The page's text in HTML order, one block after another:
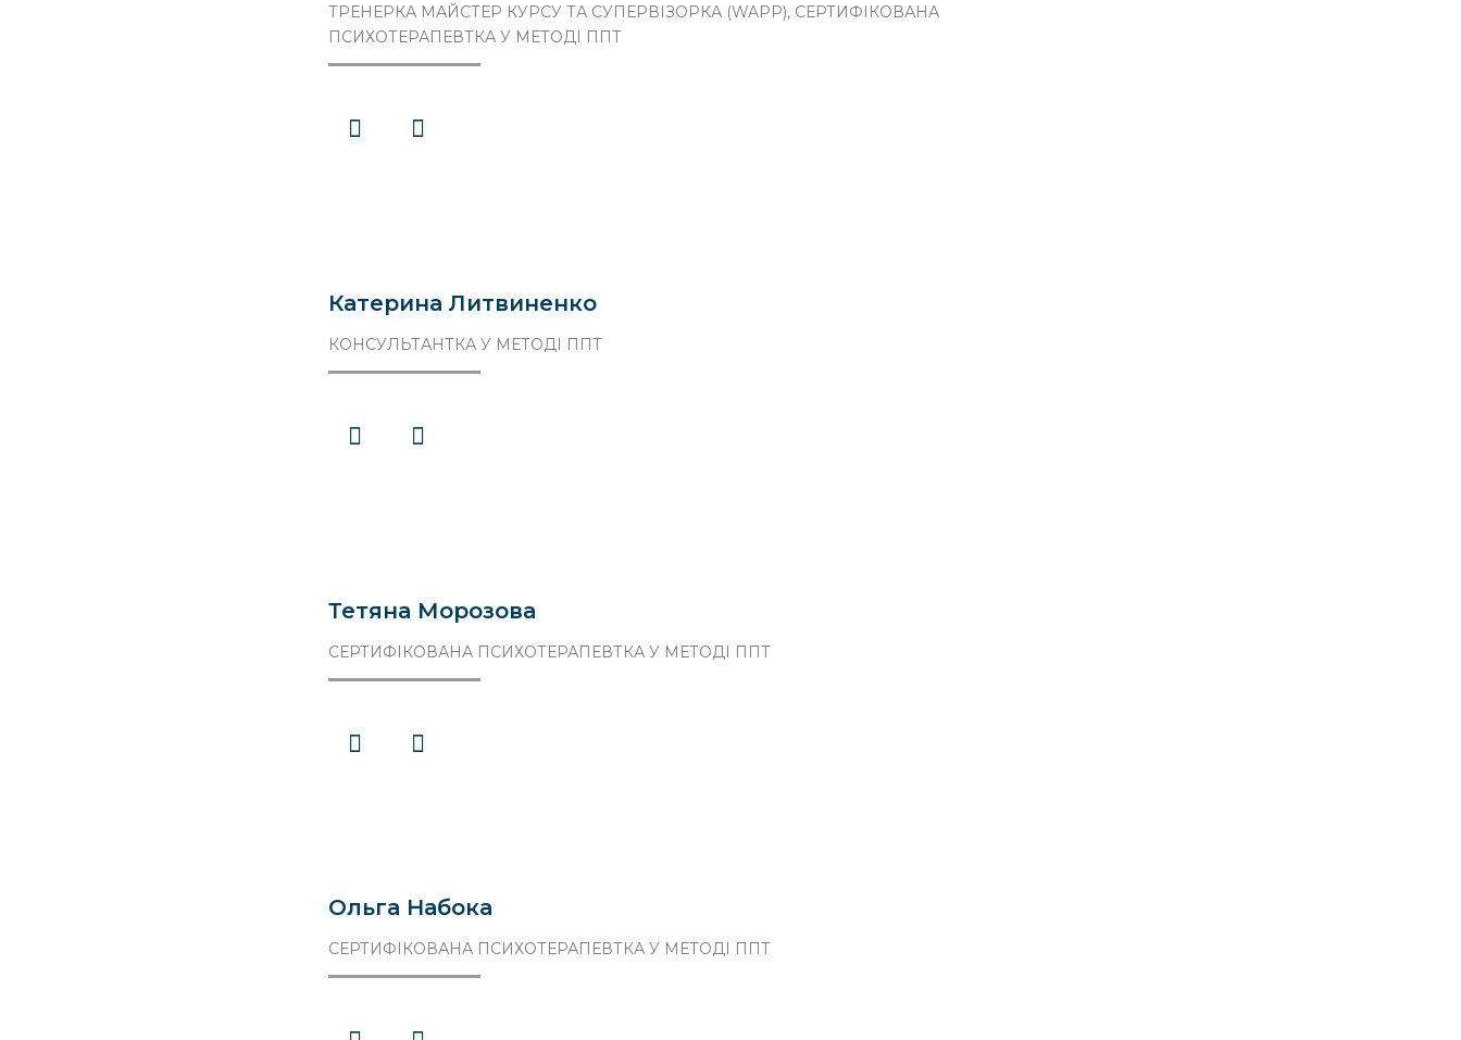
ТРЕНЕРКА МАЙСТЕР КУРСУ ТА СУПЕРВІЗОРКА (WAPP), СЕРТИФІКОВАНА
ПСИХОТЕРАПЕВТКА У МЕТОДІ ППТ
Катерина Литвиненко
КОНСУЛЬТАНТКА У МЕТОДІ ППТ
Тетяна Морозова
СЕРТИФІКОВАНА ПСИХОТЕРАПЕВТКА У МЕТОДІ ППТ
Ольга Набока
СЕРТИФІКОВАНА ПСИХОТЕРАПЕВТКА У МЕТОДІ ППТ